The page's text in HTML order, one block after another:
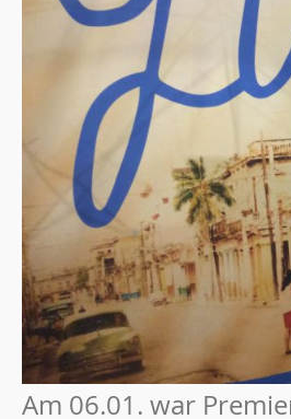
Am 06.01. war